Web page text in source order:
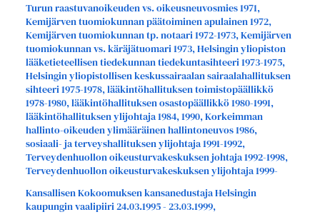
Turun raastuvanoikeuden vs. oikeusneuvosmies 1971,
Kemijärven tuomiokunnan päätoiminen apulainen 1972,
Kemijärven tuomiokunnan tp. notaari 1972-1973, Kemijärven
tuomiokunnan vs. käräjätuomari 1973, Helsingin yliopiston
lääketieteellisen tiedekunnan tiedekuntasihteeri 1973-1975,
Helsingin yliopistollisen keskussairaalan sairaalahallituksen
sihteeri 1975-1978, lääkintöhallituksen toimistopäällikkö
1978-1980, lääkintöhallituksen osastopäällikkö 1980-1991,
lääkintöhallituksen ylijohtaja 1984, 1990, Korkeimman
hallinto-oikeuden ylimääräinen hallintoneuvos 1986,
sosiaali- ja terveyshallituksen ylijohtaja 1991-1992,
Terveydenhuollon oikeusturvakeskuksen johtaja 1992-1998,
Terveydenhuollon oikeusturvakeskuksen ylijohtaja 1999-
Kansallisen Kokoomuksen kansanedustaja Helsingin
kaupungin vaalipiiri 24.03.1995 - 23.03.1999,